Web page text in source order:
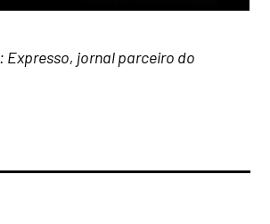
: Expresso, jornal parceiro do